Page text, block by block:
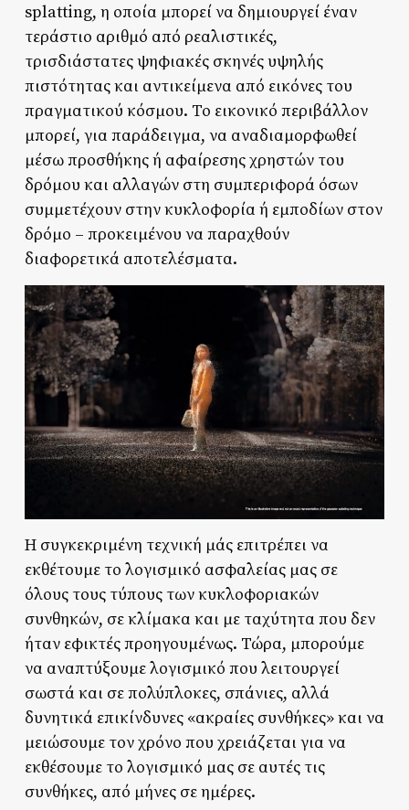
splatting, η οποία μπορεί να δημιουργεί έναν
τεράστιο αριθμό από ρεαλιστικές,
τρισδιάστατες ψηφιακές σκηνές υψηλής
πιστότητας και αντικείμενα από εικόνες του
πραγματικού κόσμου. Το εικονικό περιβάλλον
μπορεί, για παράδειγμα, να αναδιαμορφωθεί
μέσω προσθήκης ή αφαίρεσης χρηστών του
δρόμου και αλλαγών στη συμπεριφορά όσων
συμμετέχουν στην κυκλοφορία ή εμποδίων στον
δρόμο – προκειμένου να παραχθούν
διαφορετικά αποτελέσματα.
Η συγκεκριμένη τεχνική μάς επιτρέπει να
εκθέτουμε το λογισμικό ασφαλείας μας σε
όλους τους τύπους των κυκλοφοριακών
συνθηκών, σε κλίμακα και με ταχύτητα που δεν
ήταν εφικτές προηγουμένως. Τώρα, μπορούμε
να αναπτύξουμε λογισμικό που λειτουργεί
σωστά και σε πολύπλοκες, σπάνιες, αλλά
δυνητικά επικίνδυνες «ακραίες συνθήκες» και να
μειώσουμε τον χρόνο που χρειάζεται για να
εκθέσουμε το λογισμικό μας σε αυτές τις
συνθήκες, από μήνες σε ημέρες.